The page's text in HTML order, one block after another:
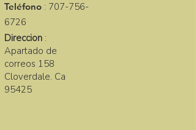
Teléfono : 707-756-
6726
Direccion :
Apartado de
correos 158
Cloverdale. Ca
95425